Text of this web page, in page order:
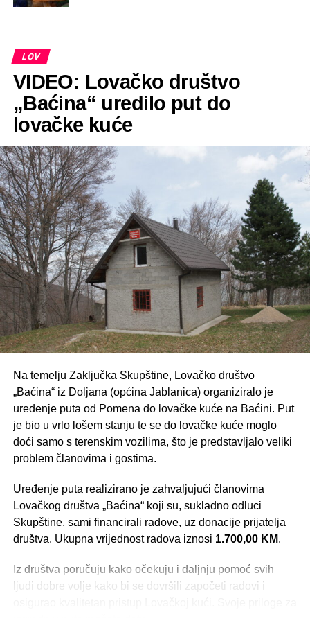
LOV
VIDEO: Lovačko društvo
„Baćina“ uredilo put do
lovačke kuće
Na temelju Zaključka Skupštine, Lovačko društvo
„Baćina“ iz Doljana (općina Jablanica) organiziralo je
uređenje puta od Pomena do lovačke kuće na Baćini. Put
je bio u vrlo lošem stanju te se do lovačke kuće moglo
doći samo s terenskim vozilima, što je predstavljalo veliki
problem članovima i gostima.
Uređenje puta realizirano je zahvaljujući članovima
Lovačkog društva „Baćina“ koji su, sukladno odluci
Skupštine, sami financirali radove, uz donacije prijatelja
društva. Ukupna vrijednost radova iznosi 1.700,00 KM.
Iz društva poručuju kako očekuju i daljnju pomoć svih
ljudi dobre volje kako bi se dovršili započeti radovi i